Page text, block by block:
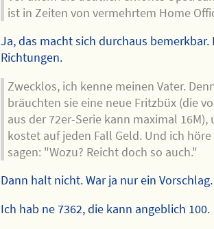
ist in Zeiten von vermehrtem Home
Ja, das macht sich durchaus bemerkbar.
Richtungen.
Zwecklos, ich kenne meinen Vater.
bräuchten sie eine neue Fritzbüx (die
aus der 72er-Serie kann maximal 16M),
kostet auf jeden Fall Geld. Und ich
sagen: "Wozu? Reicht doch so auch."
Dann halt nicht. War ja nur ein Vorschlag.
Ich hab ne 7362, die kann angeblich 100.